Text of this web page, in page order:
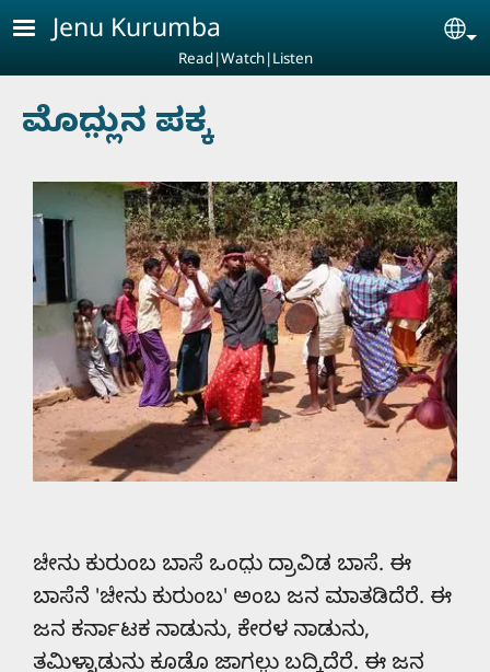
Skip to main content
Jenu Kurumba
Read|Watch|Listen
ಮೊದ್ಲು಼ನ ಪಕ್ಕ
ಜೇನು ಕುರುಂಬ ಬಾಸೆ ಒಂದು಼ ದ್ರಾವಿಡ ಬಾಸೆ. ಈ
ಬಾಸೆನೆ 'ಜೇನು ಕುರುಂಬ' ಅಂಬ ಜನ ಮಾತಡಿದೆರೆ. ಈ
ಜನ ಕರ್ನಾಟಕ ನಾಡುನು, ಕೇರಳ ನಾಡುನು,
ತಮಿಳ್ನಾಡುನು ಕೂಡೊ ಜಾಗಲು಼ ಬದ್ಕಿದೆರೆ. ಈ ಜನ